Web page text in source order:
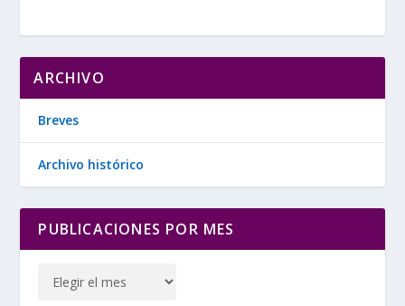
ARCHIVO
Breves
Archivo histórico
PUBLICACIONES POR MES